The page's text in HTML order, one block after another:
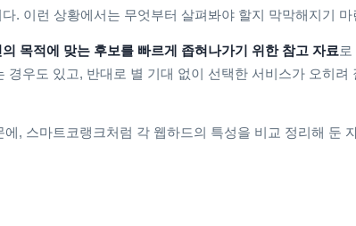
. 이런 상황에서는 무엇부터 살펴봐야 할지 막막해지기
목적에 맞는 후보를 빠르게 좁혀나가기 위한 참고 자료
우도 있고, 반대로 별 기대 없이 선택한 서비스가 오히려
, 스마트코랭크처럼 각 웹하드의 특성을 비교 정리해 둔